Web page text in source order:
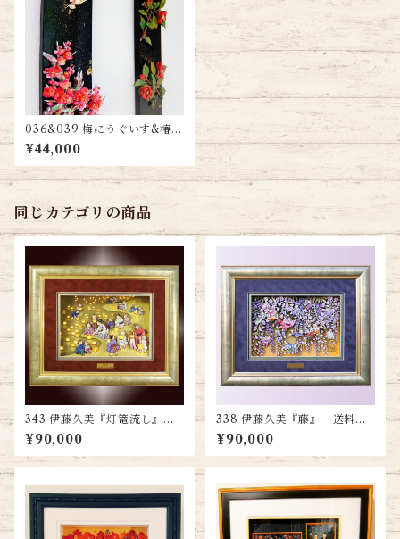
036&039 梅にうぐいす&椿
２本セット 送料無料
¥44,000
同じカテゴリの商品
343 伊藤久美『灯篭流し』
送料無料
¥90,000
338 伊藤久美『藤』 送料無
料
¥90,000